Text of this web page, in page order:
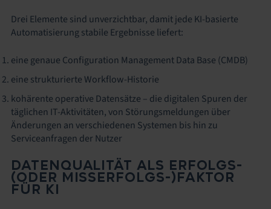
Drei Elemente sind unverzichtbar, damit jede KI-basierte
Automatisierung stabile Ergebnisse liefert:
eine genaue Configuration Management Data Base (CMDB)
eine strukturierte Workflow-Historie
kohärente operative Datensätze – die digitalen Spuren der
täglichen IT-Aktivitäten, von Störungsmeldungen über
Änderungen an verschiedenen Systemen bis hin zu
Serviceanfragen der Nutzer
DATENQUALITÄT ALS ERFOLGS-
(ODER MISSERFOLGS-)FAKTOR
FÜR KI